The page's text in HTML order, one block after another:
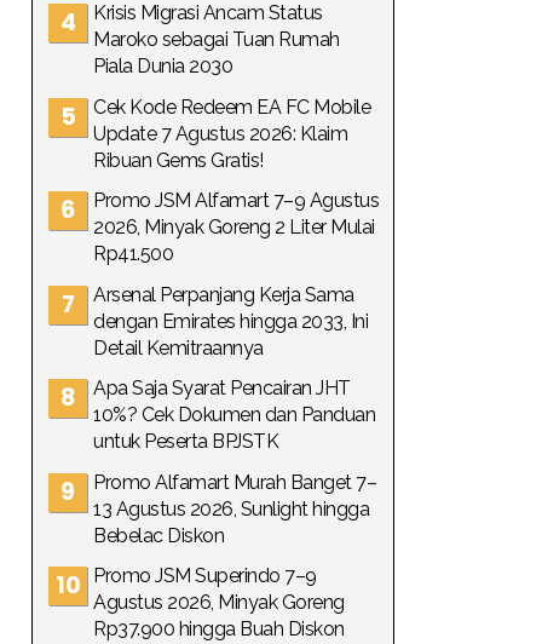
Krisis Migrasi Ancam Status
Maroko sebagai Tuan Rumah
Piala Dunia 2030
Cek Kode Redeem EA FC Mobile
Update 7 Agustus 2026: Klaim
Ribuan Gems Gratis!
Promo JSM Alfamart 7–9 Agustus
2026, Minyak Goreng 2 Liter Mulai
Rp41.500
Arsenal Perpanjang Kerja Sama
dengan Emirates hingga 2033, Ini
Detail Kemitraannya
Apa Saja Syarat Pencairan JHT
10%? Cek Dokumen dan Panduan
untuk Peserta BPJSTK
Promo Alfamart Murah Banget 7–
13 Agustus 2026, Sunlight hingga
Bebelac Diskon
Promo JSM Superindo 7–9
Agustus 2026, Minyak Goreng
Rp37.900 hingga Buah Diskon